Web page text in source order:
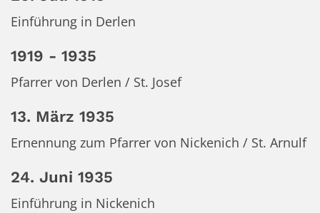
Einführung in Derlen
1919 - 1935
Pfarrer von Derlen / St. Josef
13. März 1935
Ernennung zum Pfarrer von Nickenich / St. Arnulf
24. Juni 1935
Einführung in Nickenich